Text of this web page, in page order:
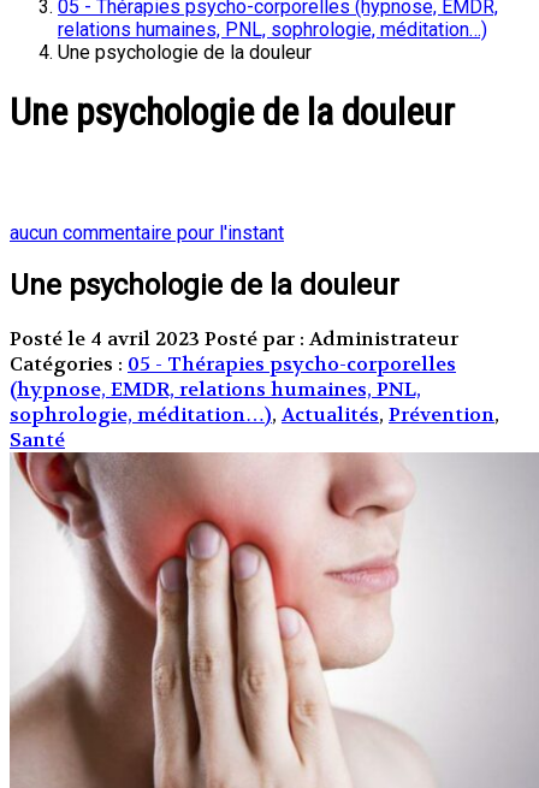
05 - Thérapies psycho-corporelles (hypnose, EMDR,
relations humaines, PNL, sophrologie, méditation…)
Une psychologie de la douleur
Une psychologie de la douleur
aucun commentaire pour l'instant
Une psychologie de la douleur
Posté le 4 avril 2023 Posté par : Administrateur
Catégories : 05 - Thérapies psycho-corporelles
(hypnose, EMDR, relations humaines, PNL,
sophrologie, méditation…),Actualités, Prévention,
Santé